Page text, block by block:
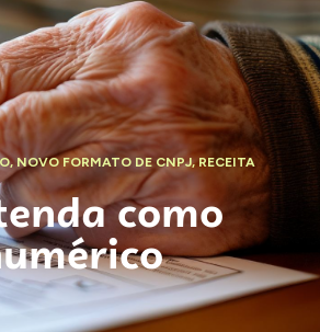
,NOVO FORMATO DE CNPJ,RECEITA
como